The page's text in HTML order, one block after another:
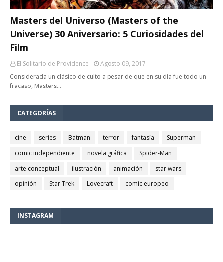
Masters del Universo (Masters of the
Universe) 30 Aniversario: 5 Curiosidades del
Film
El Solitario de Providence
Agosto 09, 2017
Considerada un clásico de culto a pesar de que en su día fue todo un
fracaso, Masters…
CATEGORÍAS
cine series Batman terror fantasía
Superman
comic independiente
novela gráfica
Spider-Man
arte conceptual
ilustración animación
star wars
opinión
Star Trek Lovecraft comic europeo
INSTAGRAM